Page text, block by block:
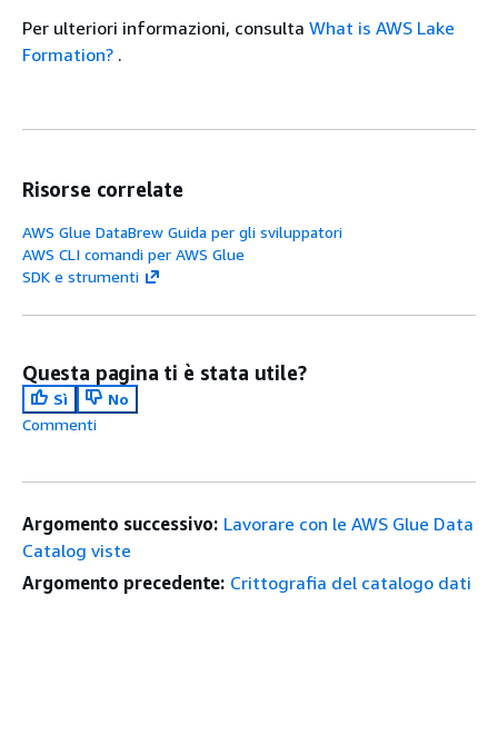
Per ulteriori informazioni, consulta What is AWS Lake
Formation? .
Risorse correlate
AWS Glue DataBrew Guida per gli sviluppatori
AWS CLI comandi per AWS Glue
SDK e strumenti
Questa pagina ti è stata utile?
Sì
No
Commenti
Argomento successivo: Lavorare con le AWS Glue Data
Catalog viste
Argomento precedente: Crittografia del catalogo dati